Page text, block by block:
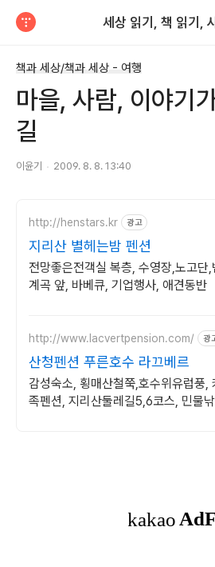
세상 읽기, 책 읽기,
책과 세상/책과 세상 - 여행
마을, 사람, 이야기
길
이윤기 2009. 8. 8. 13:40
http://henstars.kr 광고
지리산 별헤는밤 펜션
전망좋은전객실 복층, 수영장,노고단,
계곡 앞, 바베큐, 기업행사, 애견동반
http://www.lacvertpension.com/ 광
산청펜션 푸른호수 라끄베르
감성숙소, 횡매산철쭉,호수위유럽풍,
족펜션, 지리산둘레길5,6코스, 민물낚